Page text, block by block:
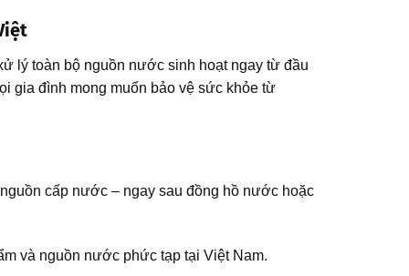
lý toàn bộ nguồn nước sinh hoạt ngay từ đầu
gia đình mong muốn bảo vệ sức khỏe từ
cấp nước – ngay sau đồng hồ nước hoặc
và nguồn nước phức tạp tại Việt Nam.